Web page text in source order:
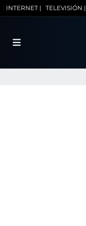
INTERNET | TELEVISIÓN |